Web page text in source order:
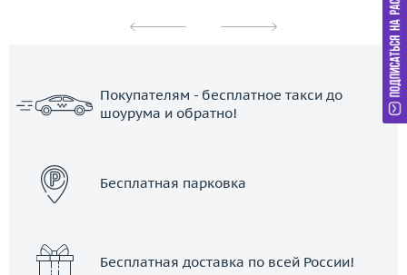
Покупателям - бесплатное такси до
шоурума и обратно!
Бесплатная парковка
Бесплатная доставка по всей России!